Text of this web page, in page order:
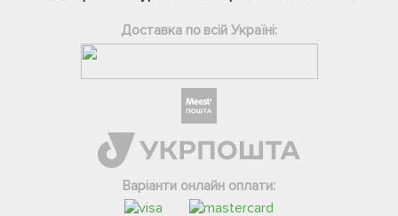
Доставка по всій Україні:
Варіанти онлайн оплати:
Телеграм
Вайбер